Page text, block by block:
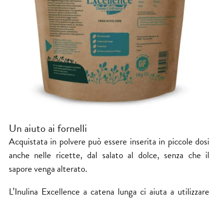
Un aiuto ai fornelli
Acquistata in polvere può essere inserita in piccole dosi
anche nelle ricette, dal salato al dolce, senza che il
sapore venga alterato.
L’Inulina Excellence a catena lunga ci aiuta a utilizzare